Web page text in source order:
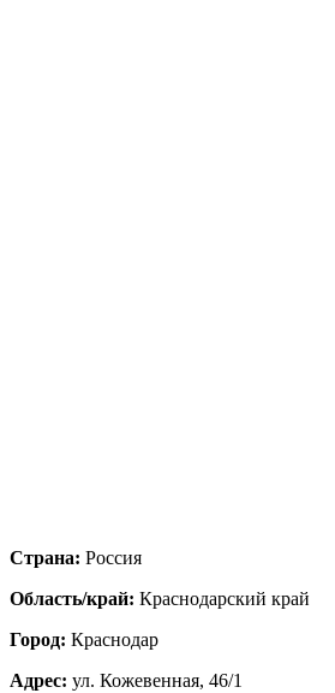
Страна: Россия
Область/край: Краснодарский край
Город: Краснодар
Адрес: ул. Кожевенная, 46/1